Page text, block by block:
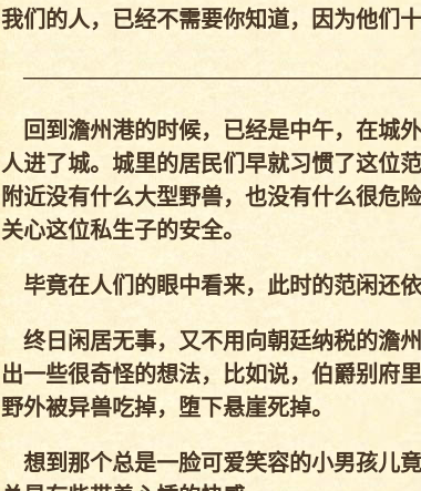
我们的人，已经不需要你知道，因为他们
回到澹州港的时候，已经是中午，在城
人进了城。城里的居民们早就习惯了这位
附近没有什么大型野兽，也没有什么很危
关心这位私生子的安全。
毕竟在人们的眼中看来，此时的范闲还依
终日闲居无事，又不用向朝廷纳税的澹
出一些很奇怪的想法，比如说，伯爵别府
野外被异兽吃掉，堕下悬崖死掉。
想到那个总是一脸可爱笑容的小男孩儿